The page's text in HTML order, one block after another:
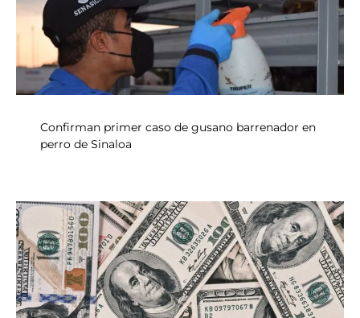
Confirman primer caso de gusano barrenador en
perro de Sinaloa